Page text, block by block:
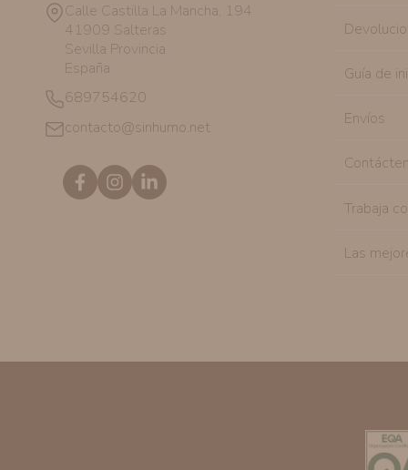
Calle Castilla La Mancha, 194
41909 Salteras
Sevilla Provincia
España
689754620
contacto@sinhumo.net
Guía de
Envíos
Trabaja
Las